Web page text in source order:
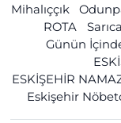
Mihalıççık
ROTA
Günün
ESKİŞEHİR
Eskişehir